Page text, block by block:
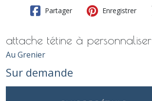
Partager Enregistrer
attache tétine à personnaliser
Au Grenier
Sur demande